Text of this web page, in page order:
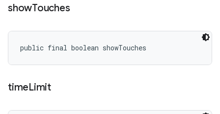
showTouches
public final boolean showTouches
timeLimit